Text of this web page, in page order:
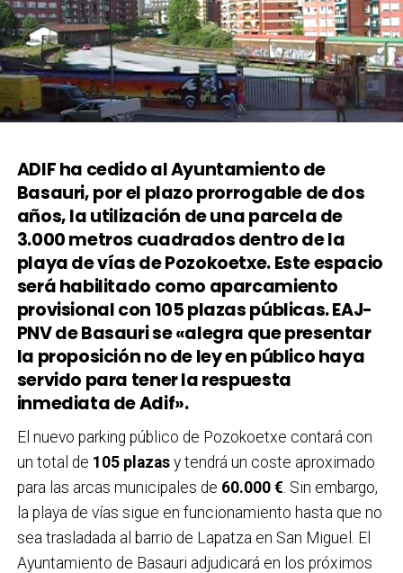
ADIF ha cedido al Ayuntamiento de
Basauri, por el plazo prorrogable de dos
años, la utilización de una parcela de
3.000 metros cuadrados dentro de la
playa de vías de Pozokoetxe. Este espacio
será habilitado como aparcamiento
provisional con 105 plazas públicas. EAJ-
PNV de Basauri se «alegra que presentar
la proposición no de ley en público haya
servido para tener la respuesta
inmediata de Adif».
El nuevo parking público de Pozokoetxe contará con
un total de 105 plazasy tendrá un coste aproximado
para las arcas municipales de 60.000 € . Sin embargo,
la playa de vías sigue en funcionamiento hasta que no
sea trasladada al barrio de Lapatza en San Miguel. El
Ayuntamiento de Basauri adjudicará en los próximos